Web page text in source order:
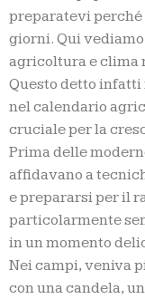
preparatevi
giorni. Qui
agricoltura e clima
Questo detto infatti
nel calendario
cruciale per la
Prima delle
affidavano a
e prepararsi per il
particolarmente
in un momento
Nei campi, veniva
con una candela,